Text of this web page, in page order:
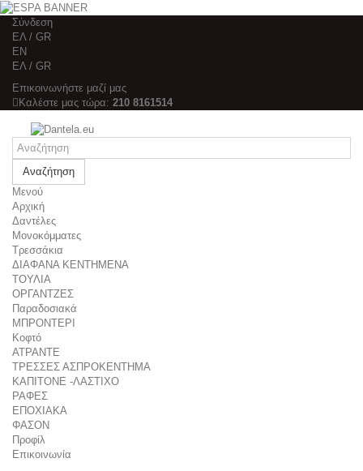
Σύνδεση
ΕΛ / GR
EΝ
ΕΛ / GR
Επικοινωνήστε μαζί μας
Καλέστε μας τώρα: 210 8161514
Αναζήτηση
Μενού
Αρχική
Δαντέλες
Μονοκόμματες
Τρεσσάκια
ΔΙΑΦΑΝΑ ΚΕΝΤΗΜΕΝΑ
ΤΟΥΛΙΑ
ΟΡΓΑΝΤΖΕΣ
Παραδοσιακά
ΜΠΡΟΝΤΕΡΙ
Κοφτό
ΑΤΡΑΝΤΕ
ΤΡΕΣΣΕΣ ΑΣΠΡΟΚΕΝΤΗΜΑ
ΚΑΠΙΤΟΝΕ -ΛΑΣΤΙΧΟ
ΡΑΦΕΣ
ΕΠΟΧΙΑΚΑ
ΦΑΣΟΝ
Προφίλ
Επικοινωνία